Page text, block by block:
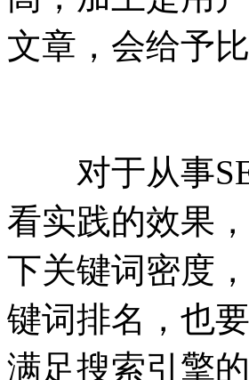
文章，会给予
对于从事
看实践的效果
下关键词密度
键词排名，也
满足搜索引擎